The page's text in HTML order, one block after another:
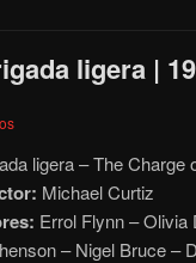
ligera |
ligera – The
Michael Curtiz
Errol Flynn – Olivia
– Nigel Bruce –